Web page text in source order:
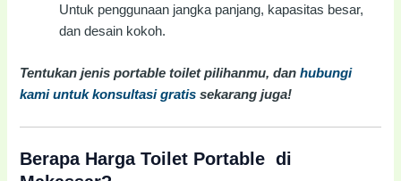
Untuk penggunaan jangka panjang, kapasitas besar,
dan desain kokoh.
Tentukan jenis portable toilet pilihanmu, danhubungi
kami untuk konsultasi gratis sekarang juga!
Berapa Harga Toilet Portable di